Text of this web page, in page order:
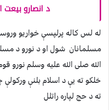
د انصارو
له لس کاله پرلپسې خواريو
مسلمانان شول او د نورو د
الله صلی الله عليه وسلم نورو
خلکو ته يې د اسلام بلنې
ته د حج لپاره راتلل